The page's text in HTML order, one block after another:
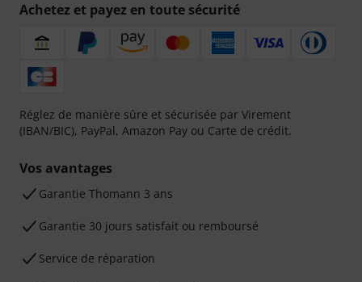
Achetez et payez en toute sécurité
Réglez de manière sûre et sécurisée par Virement
(IBAN/BIC), PayPal, Amazon Pay ou Carte de crédit.
Vos avantages
Ga­ran­tie Thomann 3 ans
Garantie 30 jours satisfait ou remboursé
Service de réparation